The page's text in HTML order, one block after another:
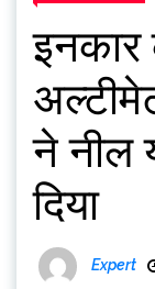
ने नील
दिया
Expert